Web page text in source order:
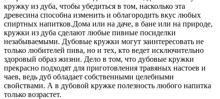
кружку из дуба, чтобы убедиться в том, насколько эта
древесина способна изменить и облагородить вкус любых
спиртных напитков.Дома или на даче, в бане или на природе,
кружки из дуба сделают любые пивные посиделки
незабываемыми. Дубовые кружки могут заинтересовать не
только любителей пива, но и тех, кто ведет исключительно
здоровый образ жизни. Дело в том, что дубовые кружки
прекрасно подходят для приготовления травяных настоев и
чаев, ведь дуб обладает собственными целебными
свойствами. А в дубовой кружке полезность любого напитка
только возрастет.